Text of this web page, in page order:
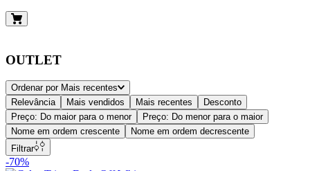
OUTLET
Ordenar por Mais recentes
Relevância
Mais vendidos Mais recentes
Desconto
Preço: Do maior para o menor
Preço: Do menor para o maior
Nome em ordem crescente
Nome em ordem decrescente
Filtrar
-70%